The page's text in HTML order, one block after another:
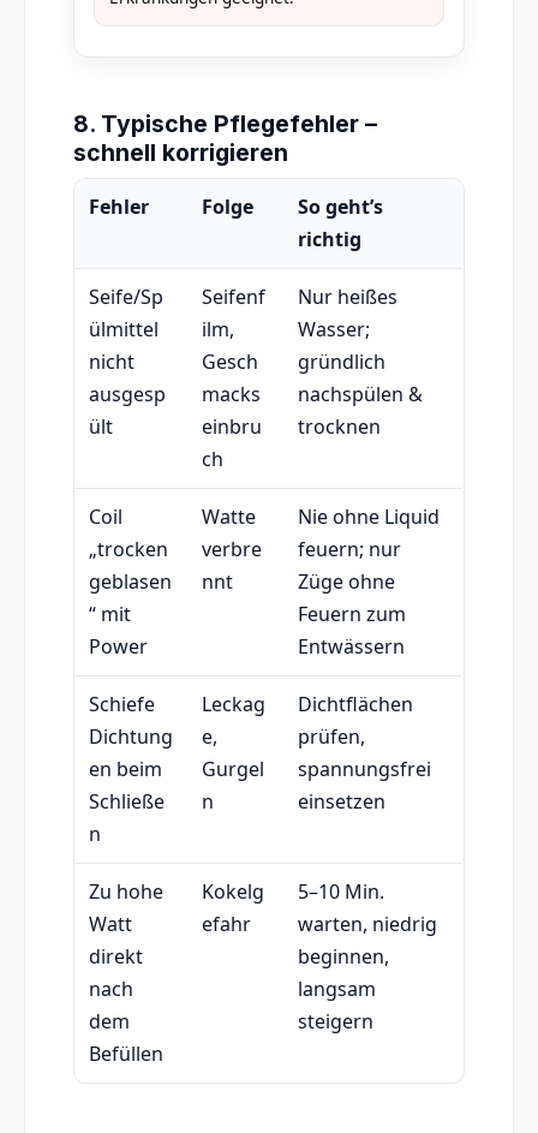
8. Typische Pflegefehler –
schnell korrigieren
Fehler Folge
So geht’s
richtig
Seife/Sp
ülmittel
nicht
ausgesp
ült
Seifenf
ilm,
Gesch
macks
einbru
ch
Nur heißes
Wasser;
gründlich
nachspülen &
trocknen
Coil
„trocken
geblasen
“ mit
Power
Watte
verbre
nnt
Nie ohne Liquid
feuern; nur
Züge ohne
Feuern zum
Entwässern
Schiefe
Dichtung
en beim
Schließe
n
Leckag
e,
Gurgel
n
Dichtflächen
prüfen,
spannungsfrei
einsetzen
Zu hohe
Watt
direkt
nach
dem
Befüllen
Kokelg
efahr
5–10 Min.
warten, niedrig
beginnen,
langsam
steigern